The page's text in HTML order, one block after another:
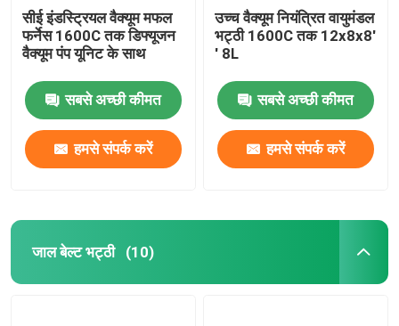
सीई इंडस्ट्रियल वैक्यूम मफल
फर्नेस 1600C तक डिफ्यूजन
वैक्यूम पंप यूनिट के साथ
सबसे अच्छी कीमत
हमसे संपर्क करें
उच्च वैक्यूम नियंत्रित वायुमंडल
भट्ठी 1600C तक 12x8x8′
′ 8L
सबसे अच्छी कीमत
हमसे संपर्क करें
जाल बेल्ट भट्ठी (10)